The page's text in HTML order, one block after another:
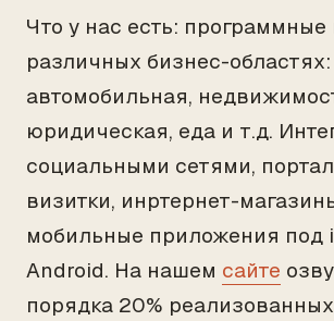
Что у нас есть: программные
различных бизнес-областях:
автомобильная,
юридическая, еда и т.д.
социальными сетями,
визитки, инртернет-
мобильные приложения под
Android. На нашем сайте
порядка 20%